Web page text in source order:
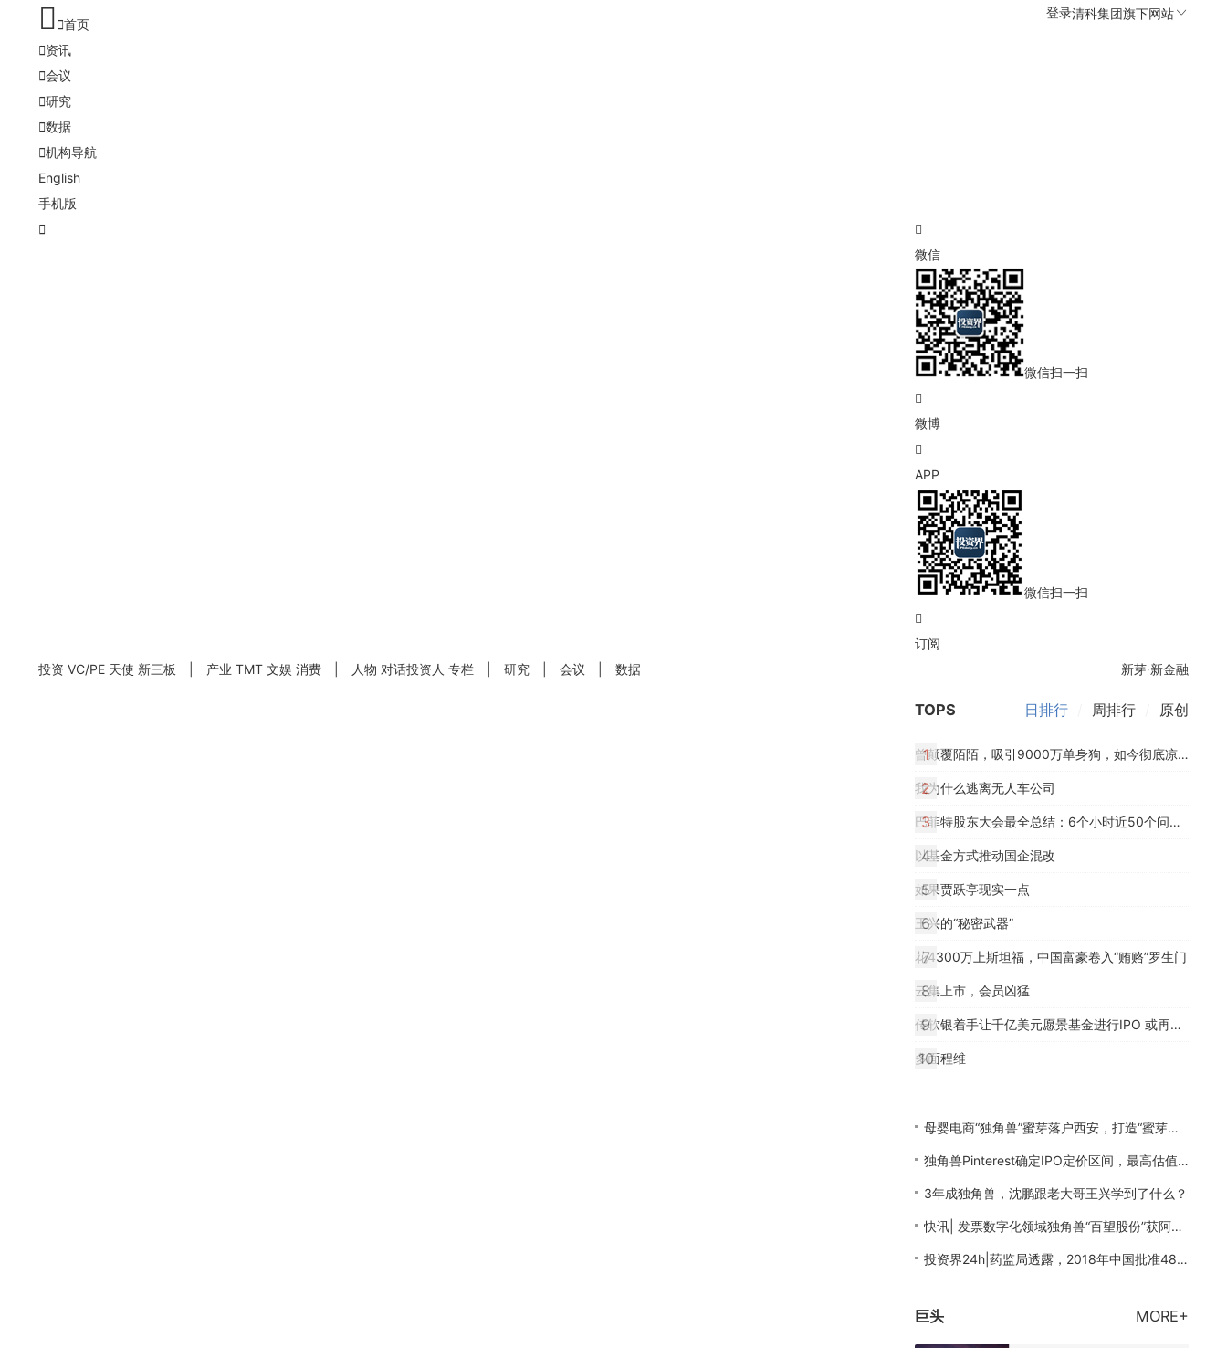
首页
资讯
会议
研究
数据
机构导航
English
手机版
登录清科集团旗下网站
微信
微信扫一扫
微博
APP
微信扫一扫
订阅
投资 VC/PE 天使 新三板 产业 TMT 文娱 消费 人物 对话投资人 专栏 研究 会议 数据 新芽·新金融
TOPS 日排行 周排行 原创
1 曾颠覆陌陌，吸引9000万单身狗，如今彻底凉了
2
我为什么逃离无人车公司
3 巴菲特股东大会最全总结：6个小时近50个问题，昨夜全球未眠
4
以基金方式推动国企混改
5
如果贾跃亭现实一点
6
王兴的“秘密武器”
7
花4300万上斯坦福，中国富豪卷入“贿赂”罗生门
8
云集上市，会员凶猛
9 传软银着手让千亿美元愿景基金进行IPO 或再发同等规模基金
10
多面程维
母婴电商“独角兽”蜜芽落户西安，打造“蜜芽长安号”
独角兽Pinterest确定IPO定价区间，最高估值91.9亿美元
3年成独角兽，沈鹏跟老大哥王兴学到了什么？
快讯| 发票数字化领域独角兽“百望股份”获阿里、腾讯5.17亿元投资
投资界24h|药监局透露，2018年中国批准48个全新药品上市；2019年中国独角兽报告发布
MORE+
巨头